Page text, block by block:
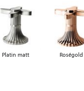
Platin matt Roségold